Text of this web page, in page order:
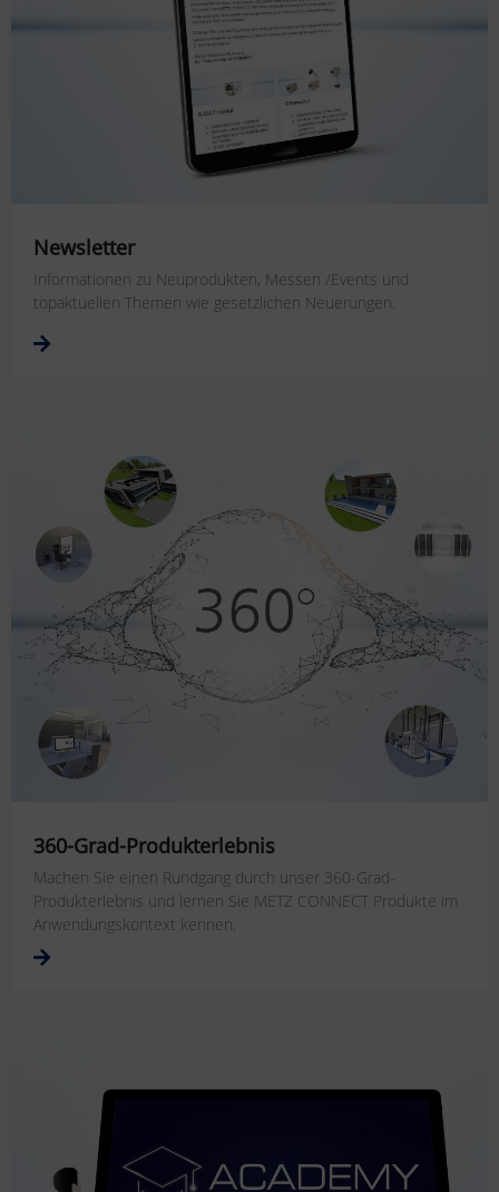
Newsletter
Informationen zu Neuprodukten, Messen /Events und
topaktuellen Themen wie gesetzlichen Neuerungen.
360-Grad-Produkterlebnis
Machen Sie einen Rundgang durch unser 360-Grad-
Produkterlebnis und lernen Sie METZ CONNECT Produkte im
Anwendungskontext kennen.